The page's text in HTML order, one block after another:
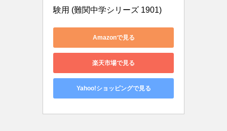
験用 (難関中学シリーズ 1901)
Amazonで見る
楽天市場で見る
Yahoo!ショッピングで見る